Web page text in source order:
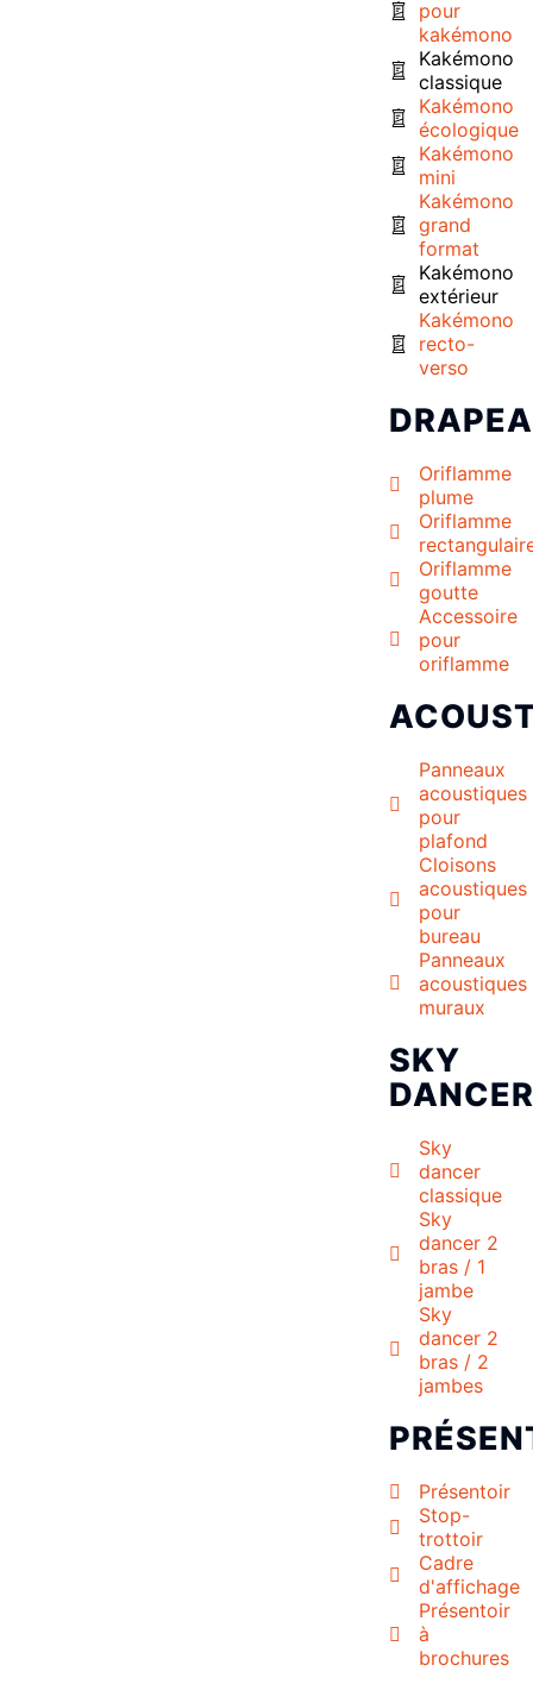
pour
kakémono
Kakémono
classique
Kakémono
écologique
Kakémono
mini
Kakémono
grand
format
Kakémono
extérieur
Kakémono
recto-
verso
Oriflamme
plume
Oriflamme
Oriflamme
goutte
Accessoire
pour
oriflamme
Panneaux
acoustiques
pour
plafond
Cloisons
acoustiques
pour
bureau
Panneaux
acoustiques
muraux
SKY
Sky
dancer
classique
Sky
dancer 2
bras / 1
jambe
Sky
dancer 2
bras / 2
jambes
Présentoir
Stop-
trottoir
Cadre
d'affichage
Présentoir
à
brochures